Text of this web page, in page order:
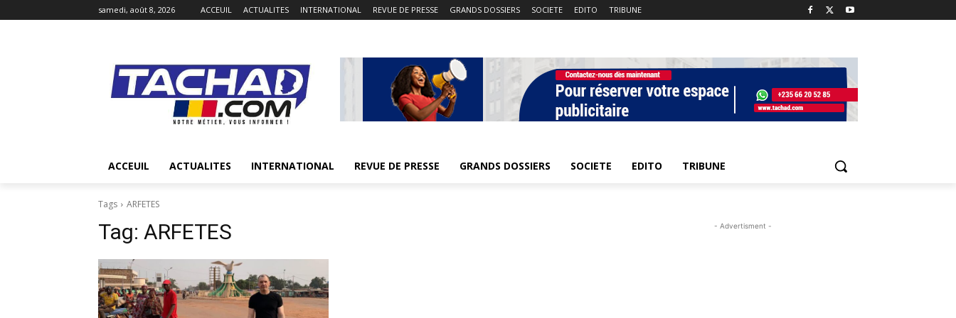
samedi, août 8, 2026 ACCEUIL ACTUALITES INTERNATIONAL REVUE DE PRESSE GRANDS DOSSIERS SOCIETE EDITO TRIBUNE
ACCEUIL ACTUALITES INTERNATIONAL REVUE DE PRESSE GRANDS DOSSIERS SOCIETE EDITO TRIBUNE
Tags ARFETES
Tag: ARFETES - Advertisment -